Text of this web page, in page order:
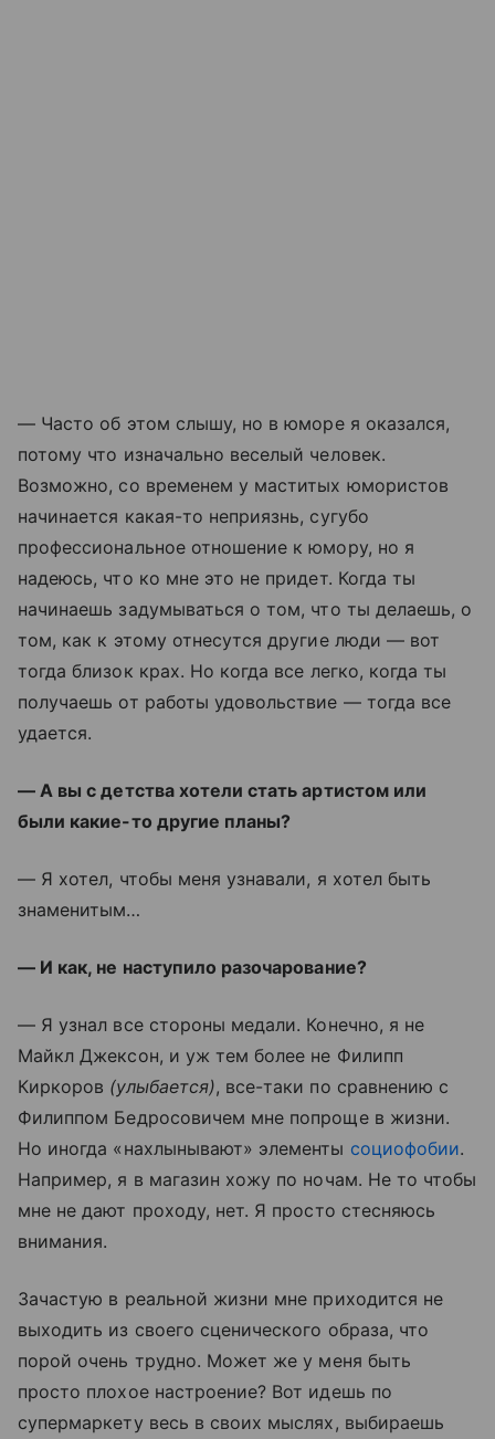
— Часто об этом слышу, но в юморе я оказался,
потому что изначально веселый человек.
Возможно, со временем у маститых юмористов
начинается какая-то неприязнь, сугубо
профессиональное отношение к юмору, но я
надеюсь, что ко мне это не придет. Когда ты
начинаешь задумываться о том, что ты делаешь, о
том, как к этому отнесутся другие люди — вот
тогда близок крах. Но когда все легко, когда ты
получаешь от работы удовольствие — тогда все
удается.
— А вы с детства хотели стать артистом или
были какие-то другие планы?
— Я хотел, чтобы меня узнавали, я хотел быть
знаменитым…
— И как, не наступило разочарование?
— Я узнал все стороны медали. Конечно, я не
Майкл Джексон, и уж тем более не Филипп
Киркоров (улыбается), все-таки по сравнению с
Филиппом Бедросовичем мне попроще в жизни.
Но иногда «нахлынывают» элементы социофобии.
Например, я в магазин хожу по ночам. Не то чтобы
мне не дают проходу, нет. Я просто стесняюсь
внимания.
Зачастую в реальной жизни мне приходится не
выходить из своего сценического образа, что
порой очень трудно. Может же у меня быть
просто плохое настроение? Вот идешь по
супермаркету весь в своих мыслях, выбираешь